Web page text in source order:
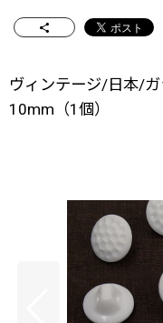
ヴィンテージ/日本/
10mm（1個）